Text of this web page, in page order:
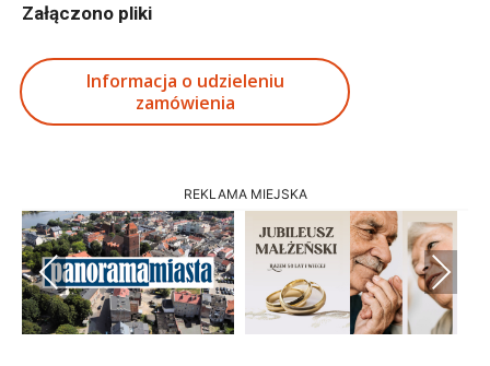
Załączono pliki
Informacja o udzieleniu
zamówienia
REKLAMA MIEJSKA
Previous Next